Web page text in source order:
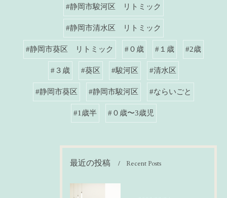
#静岡市駿河区 リトミック
#静岡市清水区 リトミック
#静岡市葵区 リトミック #０歳 #１歳 #2歳
#３歳 #葵区 #駿河区 #清水区
#静岡市葵区 #静岡市駿河区 #ならいごと
#1歳半 #０歳〜3歳児
最近の投稿 Recent Posts